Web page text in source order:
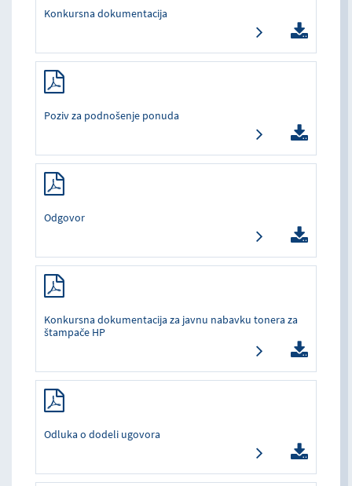
Konkursna dokumentacija
Poziv za podnošenje ponuda
Odgovor
Konkursna dokumentacija za javnu nabavku tonera za
štampače HP
Odluka o dodeli ugovora